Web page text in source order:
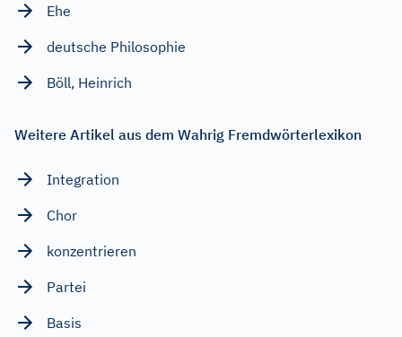
Ehe
deutsche Philosophie
Böll, Heinrich
Weitere Artikel aus dem Wahrig Fremdwörterlexikon
Integration
Chor
konzentrieren
Partei
Basis